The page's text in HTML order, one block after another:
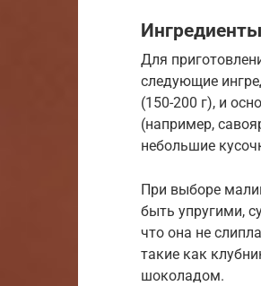
Для
следующие
(150-200 г), и
(например,
небольшие
При выборе
быть упругими,
что она не
такие как
шоколадом.